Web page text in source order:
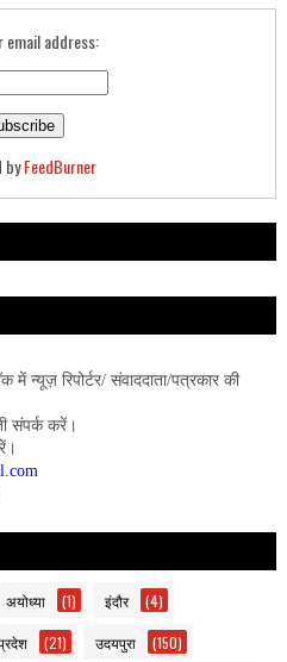
email address:
byFeedBurner
न्यूज़ रिपोर्टर/ संवाददाता/पत्रकार की
संपर्क करें।
अयोध्या (1) इंदौर (4)
(21) उदयपुरा (150)